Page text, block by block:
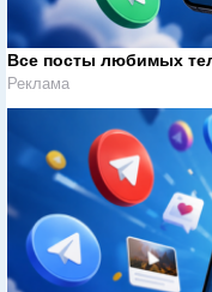
Все посты любимых
Реклама